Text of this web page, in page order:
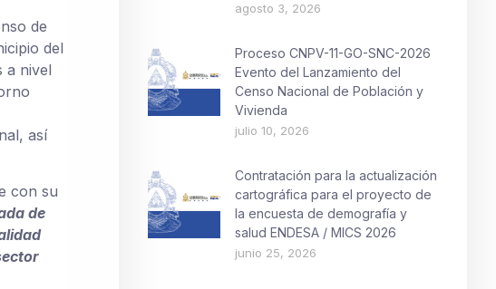
de
del
a nivel
así
con su
de
agosto 3, 2026
Proceso CNPV-11-GO-SNC-2026
Evento del Lanzamiento del
Censo Nacional de Población y
Vivienda
julio 10, 2026
Contratación para la actualización
cartográfica para el proyecto de
la encuesta de demografía y
salud ENDESA / MICS 2026
junio 25, 2026